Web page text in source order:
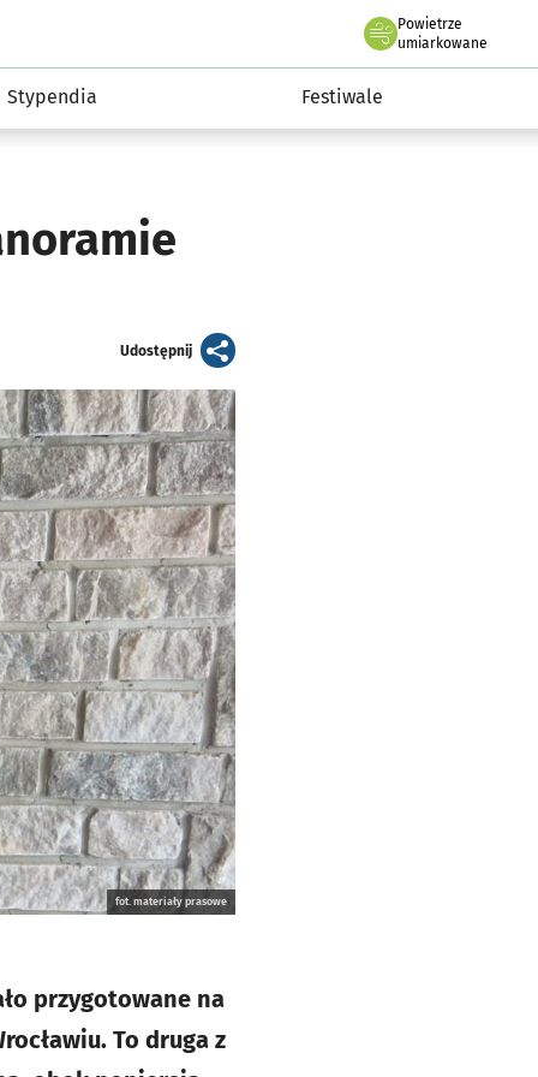
Powietrze
we Wrocławiu
umiarkowane
Stypendia Festiwale
Udostępnijartykuł
fot. materiały prasowe
przygotowane na
To druga z